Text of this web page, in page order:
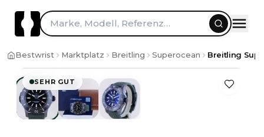
Marke, Modell, Referenz…
Bestwrist Marktplatz Breitling Superocean Breitling
SEHR GUT
1/3